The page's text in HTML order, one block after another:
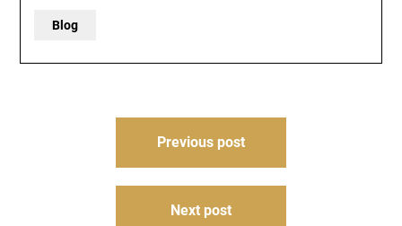
Blog
Previous post
Next post